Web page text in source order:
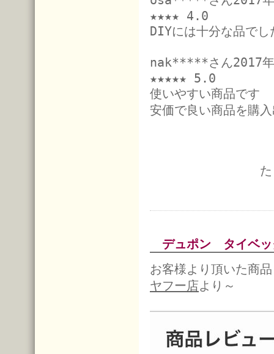
★★★★ 4.0
DIYには十分な品で
nak*****さん2017年
★★★★★ 5.0
使いやすい商品です
安価で良い商品を購
デュポン タイベ
お客様より頂いた商
ヤフー店より～